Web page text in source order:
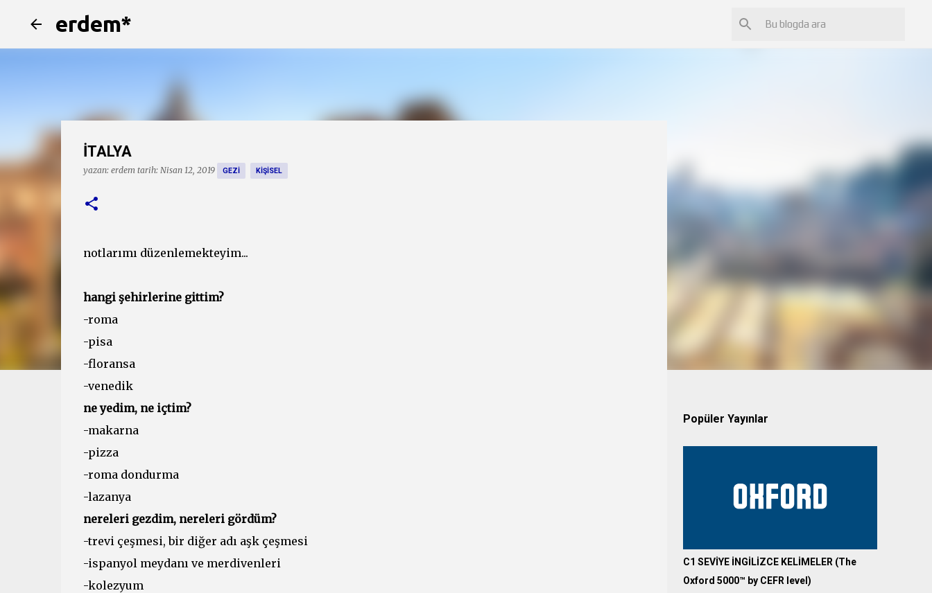
erdem*
İTALYA
yazan: erdem tarih: Nisan 12, 2019 GEZI KIŞISEL
notlarımı düzenlemekteyim...
hangi şehirlerine gittim?
-roma
-pisa
-floransa
-venedik
ne yedim, ne içtim?
-makarna
-pizza
-roma dondurma
-lazanya
nereleri gezdim, nereleri gördüm?
-trevi çeşmesi, bir diğer adı aşk çeşmesi
-ispanyol meydanı ve merdivenleri
-kolezyum
Popüler Yayınlar
C1 SEVİYE İNGİLİZCE KELİMELER (The
Oxford 5000™ by CEFR level)